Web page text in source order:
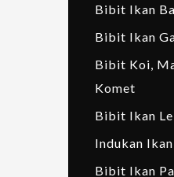
Bibit Ikan
Bibit Ikan
Bibit Koi,
Komet
Bibit Ikan
Indukan
Bibit Ikan